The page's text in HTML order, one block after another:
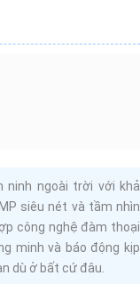
ninh ngoài trời với khả
siêu nét và tầm nhìn
công nghệ đàm thoại
minh và báo động kịp
dù ở bất cứ đâu.